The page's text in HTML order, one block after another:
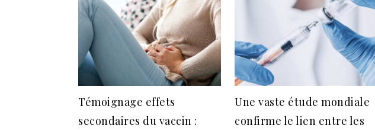
Témoignage effets
secondaires du vaccin :
Une vaste étude mondiale
confirme le lien entre les